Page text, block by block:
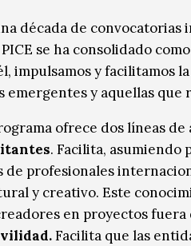
categoría
década de
se ha consolidado
impulsamos y facilitamos
emergentes y aquellas
ofrece dos líneas
. Facilita, asumiendo
de profesionales
y creativo. Este
en proyectos fuera
Facilita que las